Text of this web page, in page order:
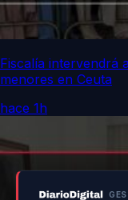
Fiscalía intervendrá
menores en Ceuta
hace 1h